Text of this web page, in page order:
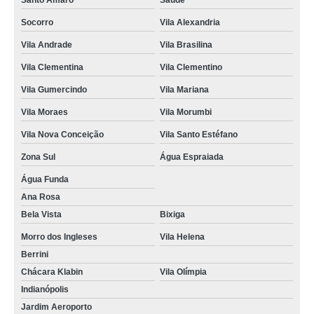
valor de estúdio de gravação ensaio Interlagos
onde encontro ensaio em estúdio de música República
estúdios para ensaios musicais de banda Bela Vista
estúdio para ensaios musicais de banda Higienópolis
estúdio para ensaio de bandas Vila Clementina
estúdios de ensaio e gravações musical Cerqueira César
onde encontro estúdio para ensaio de bandas Santo Amaro
estúdio de ensaio de música Aclimação
estúdios para ensaio musical Ana Rosa
estúdios para ensaios musicais de banda para orçar Sé
onde encontro estúdios de ensaios musicais Morro dos Ingleses
onde encontro estúdio para ensaio de música Aclimação
valor de estúdio ensaio de bandas Parque Dom Pedro
Socorro Vila Alexandria
Vila Andrade Vila Brasilina
Vila Clementina Vila Clementino
Vila Gumercindo Vila Mariana
Vila Moraes Vila Morumbi
Vila Nova Conceição Vila Santo Estéfano
Zona Sul Água Espraiada
Água Funda
Ana Rosa
Bela Vista
Bixiga
Morro dos Ingleses
Vila Helena
Berrini
Chácara Klabin
Vila Olímpia
Indianópolis
Jardim Aeroporto